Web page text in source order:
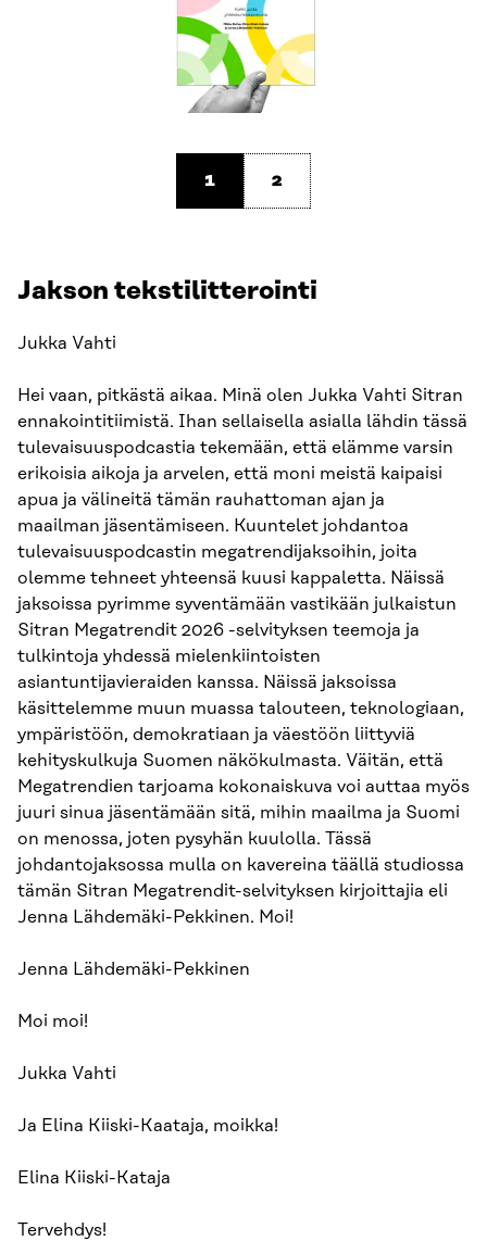
1 2
Jakson tekstilitterointi
Jukka Vahti
Hei vaan, pitkästä aikaa. Minä olen Jukka Vahti Sitran
ennakointitiimistä. Ihan sellaisella asialla lähdin tässä
tulevaisuuspodcastia tekemään, että elämme varsin
erikoisia aikoja ja arvelen, että moni meistä kaipaisi
apua ja välineitä tämän rauhattoman ajan ja
maailman jäsentämiseen. Kuuntelet johdantoa
tulevaisuuspodcastin megatrendijaksoihin, joita
olemme tehneet yhteensä kuusi kappaletta. Näissä
jaksoissa pyrimme syventämään vastikään julkaistun
Sitran Megatrendit 2026 -selvityksen teemoja ja
tulkintoja yhdessä mielenkiintoisten
asiantuntijavieraiden kanssa. Näissä jaksoissa
käsittelemme muun muassa talouteen, teknologiaan,
ympäristöön, demokratiaan ja väestöön liittyviä
kehityskulkuja Suomen näkökulmasta. Väitän, että
Megatrendien tarjoama kokonaiskuva voi auttaa myös
juuri sinua jäsentämään sitä, mihin maailma ja Suomi
on menossa, joten pysyhän kuulolla. Tässä
johdantojaksossa mulla on kavereina täällä studiossa
tämän Sitran Megatrendit-selvityksen kirjoittajia eli
Jenna Lähdemäki-Pekkinen. Moi!
Jenna Lähdemäki-Pekkinen
Moi moi!
Jukka Vahti
Ja Elina Kiiski-Kaataja, moikka!
Elina Kiiski-Kataja
Tervehdys!